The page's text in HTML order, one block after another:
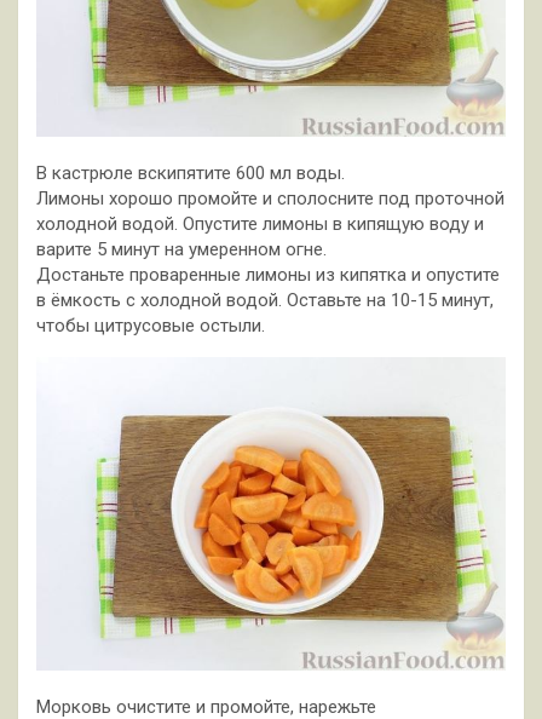
В кастрюле вскипятите 600 мл воды.
Лимоны хорошо промойте и сполосните под проточной
холодной водой. Опустите лимоны в кипящую воду и
варите 5 минут на умеренном огне.
Достаньте проваренные лимоны из кипятка и опустите
в ёмкость с холодной водой. Оставьте на 10-15 минут,
чтобы цитрусовые остыли.
Морковь очистите и промойте, нарежьте